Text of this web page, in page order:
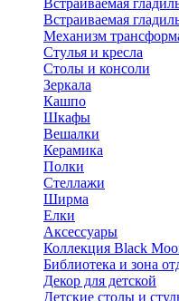
Встраиваемая
Механизм
Стyлья и кресла
Столы и консоли
Зеркала
Кашпо
Шкафы
Вешалки
Керамика
Полки
Стеллажи
Ширма
Елки
Аксессуары
Коллекция Black
Библиотека и зона
Декор для детской
Детские столы и